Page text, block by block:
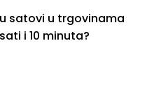
satovi u trgovinama
i 10 minuta?